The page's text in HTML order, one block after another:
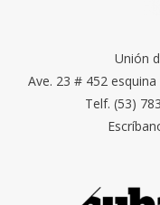
Unión
Ave. 23 # 452
Telf. (53)